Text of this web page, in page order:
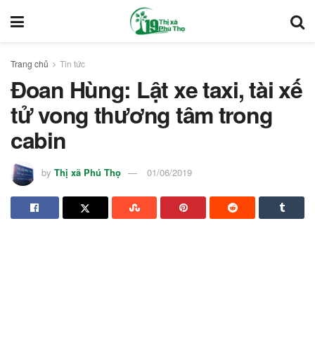
Trang chủ Tin tức
Đoan Hùng: Lật xe taxi, tài xế
tử vong thương tâm trong
cabin
by Thị xã Phú Thọ 01/06/2019